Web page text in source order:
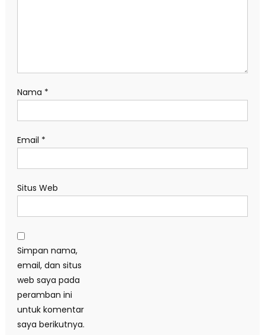
Nama *
Email *
Situs Web
Simpan nama,
email, dan situs
web saya pada
peramban ini
untuk komentar
saya berikutnya.